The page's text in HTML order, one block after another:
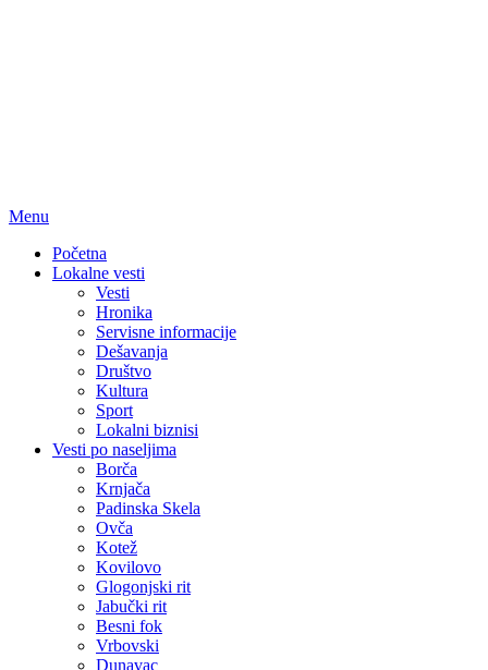
Menu
Početna
Lokalne vesti
Vesti
Hronika
Servisne informacije
Dešavanja
Društvo
Kultura
Sport
Lokalni biznisi
Vesti po naseljima
Borča
Krnjača
Padinska Skela
Ovča
Kotež
Kovilovo
Glogonjski rit
Jabučki rit
Besni fok
Vrbovski
Dunavac